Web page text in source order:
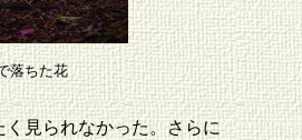
落ちた花
見られなかった。さらに